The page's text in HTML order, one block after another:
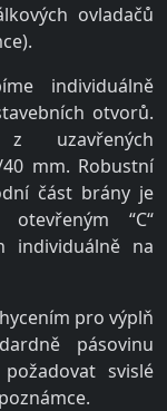
ovladačů
individuálně
otvorů.
uzavřených
mm. Robustní
část brány je
otevřeným “C“
individuálně na
pro výplň
pásovinu
svislé